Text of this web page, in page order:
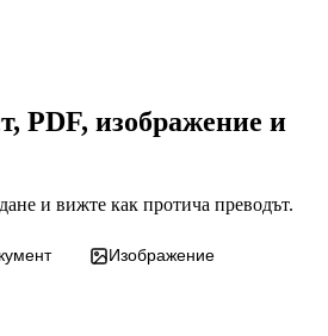
PDF, изображение и
и вижте как протича преводът.
Изображение